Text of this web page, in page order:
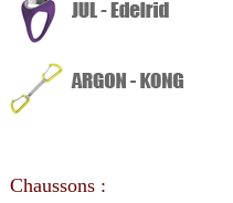
Chaussons :